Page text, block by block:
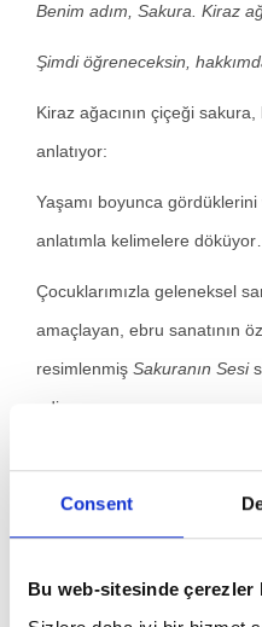
Consent
Bu web-sitesinde çerezler
Benim adım, Sakura. Kiraz
Şimdi öğreneceksin,
Kiraz ağacının çiçeği
anlatıyor:
Yaşamı boyunca gördüklerini
anlatımla kelimelere döküyor…
Çocuklarımızla geleneksel
amaçlayan, ebru sanatının
resimlenmiş Sakuranın Sesi
ediyor.
Kitap Adı:
Hamur Tipi:
Sayfa Sayısı: 32